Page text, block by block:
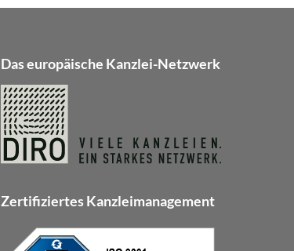
Das europäische Kanzlei-Netzwerk
Zertifiziertes Kanzleimanagement